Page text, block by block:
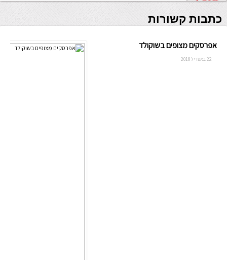
כתבות קשורות
אפרסקים מצופים בשוקולד
22 באפריל 2018